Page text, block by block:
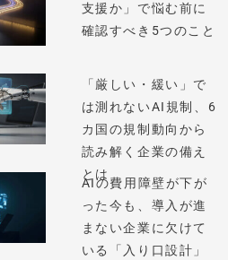
支援か」で悩む前に
確認すべき5つのこと
「厳しい・緩い」で
は測れないAI規制、6
カ国の規制動向から
読み解く企業の備え
とは
AIの費用障壁が下が
った今も、導入が進
まない企業に欠けて
いる「入り口設計」